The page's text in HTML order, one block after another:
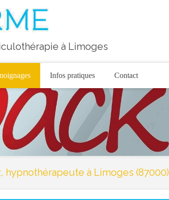
à Limoges
Infos pratiques Contact
hypnothérapeute à Limoges (87000)